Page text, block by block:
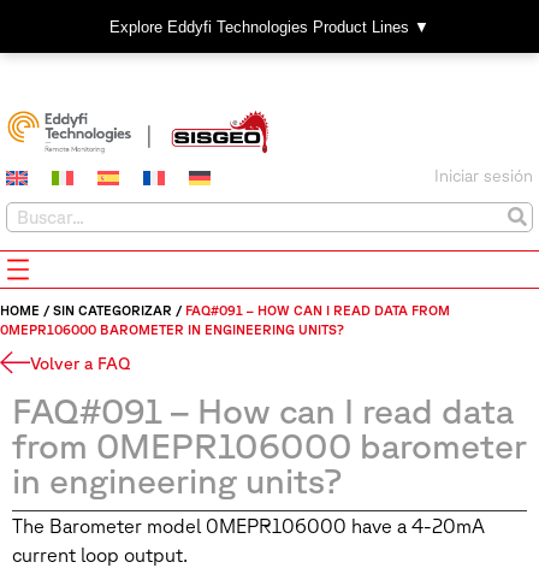
Explore Eddyfi Technologies Product Lines ▼
Iniciar sesión
HOME / SIN CATEGORIZAR / FAQ#091 – HOW CAN I READ DATA FROM
0MEPR106000 BAROMETER IN ENGINEERING UNITS?
Volver a FAQ
FAQ#091 – How can I read data
from 0MEPR106000 barometer
in engineering units?
The Barometer model 0MEPR106000 have a 4-20mA
current loop output.